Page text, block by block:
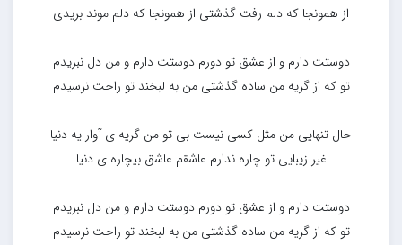
از همونجا که دلم رفت گذشتی از همونجا که دلم موند بریدی
دوستت دارم و از عشق تو دورم دوستت دارم و من دل نبریدم
تو که از گریه من ساده گذشتی من به لبخند تو راحت نرسیدم
حال تنهایی من مثل کسی نیست بی تو من گریه ی آوار یه دنیا
غیر زیبایی تو چاره ندارم عاشقم عاشق بیچاره ی دنیا
دوستت دارم و از عشق تو دورم دوستت دارم و من دل نبریدم
تو که از گریه من ساده گذشتی من به لبخند تو راحت نرسیدم